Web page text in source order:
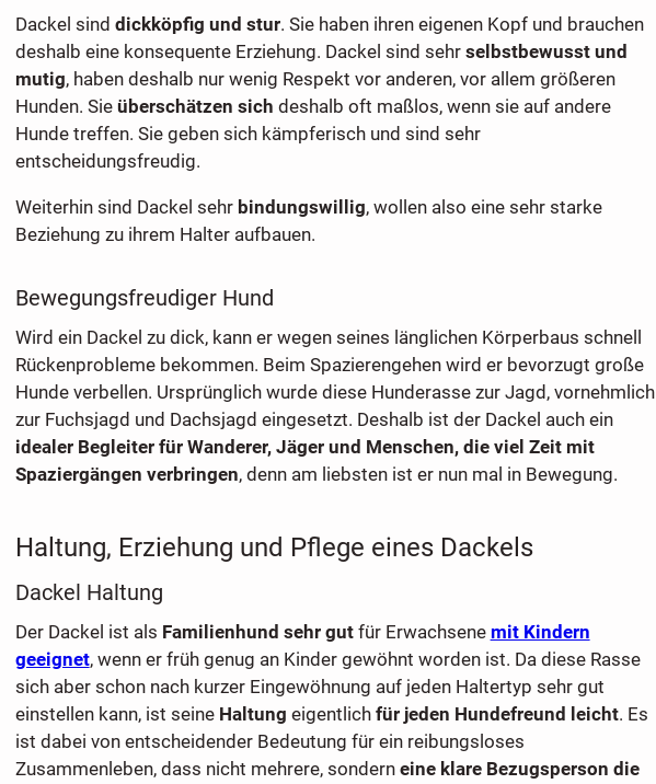
Dackel sind dickköpfig und stur. Sie haben ihren eigenen Kopf und brauchen
deshalb eine konsequente Erziehung. Dackel sind sehr selbstbewusst und
mutig, haben deshalb nur wenig Respekt vor anderen, vor allem größeren
Hunden. Sie überschätzen sich deshalb oft maßlos, wenn sie auf andere
Hunde treffen. Sie geben sich kämpferisch und sind sehr
entscheidungsfreudig.
Weiterhin sind Dackel sehr bindungswillig, wollen also eine sehr starke
Beziehung zu ihrem Halter aufbauen.
Bewegungsfreudiger Hund
Wird ein Dackel zu dick, kann er wegen seines länglichen Körperbaus schnell
Rückenprobleme bekommen. Beim Spazierengehen wird er bevorzugt große
Hunde verbellen. Ursprünglich wurde diese Hunderasse zur Jagd, vornehmlich
zur Fuchsjagd und Dachsjagd eingesetzt. Deshalb ist der Dackel auch ein
idealer Begleiter für Wanderer, Jäger und Menschen, die viel Zeit mit
Spaziergängen verbringen, denn am liebsten ist er nun mal in Bewegung.
Haltung, Erziehung und Pflege eines Dackels
Dackel Haltung
Der Dackel ist als Familienhund sehr gutfür Erwachsene mit Kindern
geeignet, wenn er früh genug an Kinder gewöhnt worden ist. Da diese Rasse
sich aber schon nach kurzer Eingewöhnung auf jeden Haltertyp sehr gut
einstellen kann, ist seine Haltung eigentlichfür jeden Hundefreund leicht. Es
ist dabei von entscheidender Bedeutung für ein reibungsloses
Zusammenleben, dass nicht mehrere, sondern eine klare Bezugsperson die